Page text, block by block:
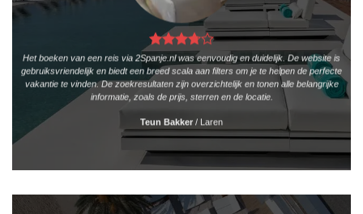
Het boeken van een reis via 2Spanje.nl was eenvoudig en duidelijk. De website is
gebruiksvriendelijk en biedt een breed scala aan filters om je te helpen de perfecte
vakantie te vinden. De zoekresultaten zijn overzichtelijk en tonen alle belangrijke
informatie, zoals de prijs, sterren en de locatie.
Teun Bakker / Laren